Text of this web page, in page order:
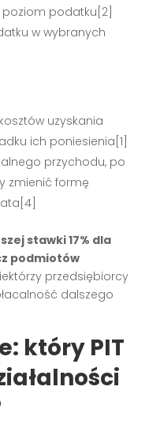
poziom podatku[2]
w wybranych
uzyskania
ich poniesienia[1]
przychodu, po
zmienić formę
stawki 17% dla
podmiotów
przedsiębiorcy
dalszego
który PIT